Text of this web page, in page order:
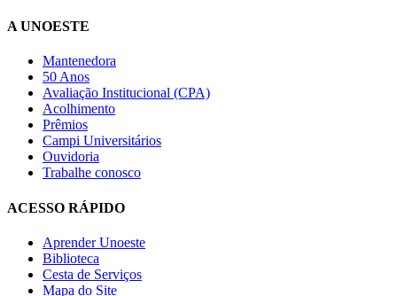
A UNOESTE
Mantenedora
50 Anos
Avaliação Institucional (CPA)
Acolhimento
Prêmios
Campi Universitários
Ouvidoria
Trabalhe conosco
ACESSO RÁPIDO
Aprender Unoeste
Biblioteca
Cesta de Serviços
Mapa do Site